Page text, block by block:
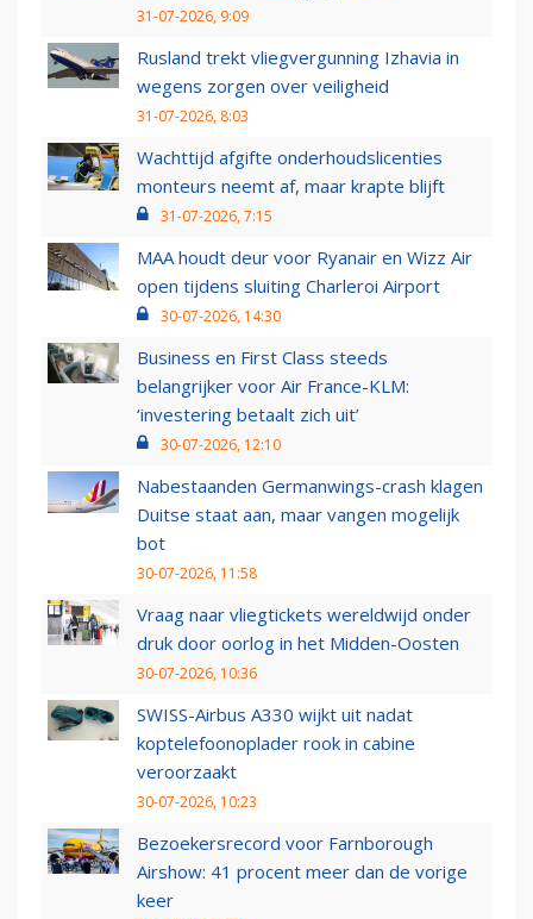
31-07-2026, 9:09
Rusland trekt vliegvergunning Izhavia in
wegens zorgen over veiligheid
31-07-2026, 8:03
Wachttijd afgifte onderhoudslicenties
monteurs neemt af, maar krapte blijft
31-07-2026, 7:15
MAA houdt deur voor Ryanair en Wizz Air
open tijdens sluiting Charleroi Airport
30-07-2026, 14:30
Business en First Class steeds
belangrijker voor Air France-KLM:
‘investering betaalt zich uit’
30-07-2026, 12:10
Nabestaanden Germanwings-crash klagen
Duitse staat aan, maar vangen mogelijk
bot
30-07-2026, 11:58
Vraag naar vliegtickets wereldwijd onder
druk door oorlog in het Midden-Oosten
30-07-2026, 10:36
SWISS-Airbus A330 wijkt uit nadat
koptelefoonoplader rook in cabine
veroorzaakt
30-07-2026, 10:23
Bezoekersrecord voor Farnborough
Airshow: 41 procent meer dan de vorige
keer